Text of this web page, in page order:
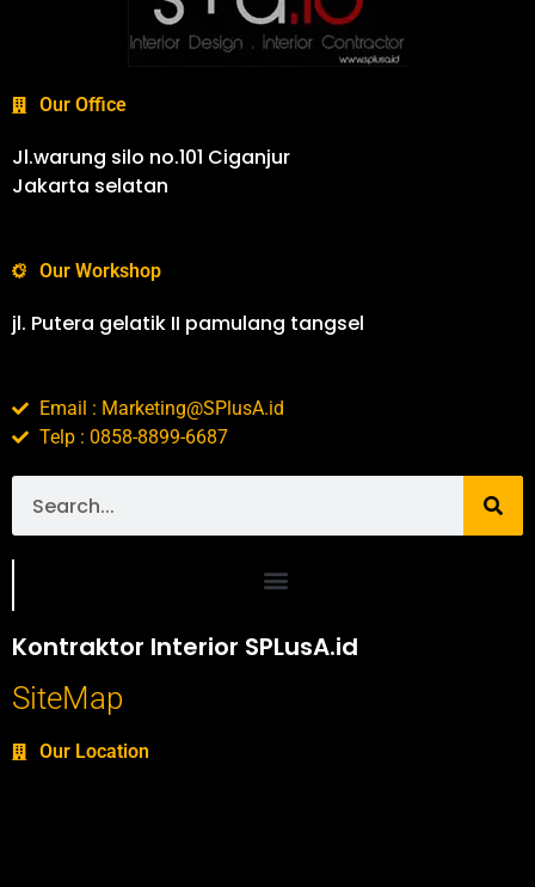
Our Office
Jl.warung silo no.101 Ciganjur
Jakarta selatan
Our Workshop
jl. Putera gelatik II pamulang tangsel
Email : Marketing@SPlusA.id
Telp : 0858-8899-6687
Kontraktor Interior SPLusA.id
SiteMap
Our Location